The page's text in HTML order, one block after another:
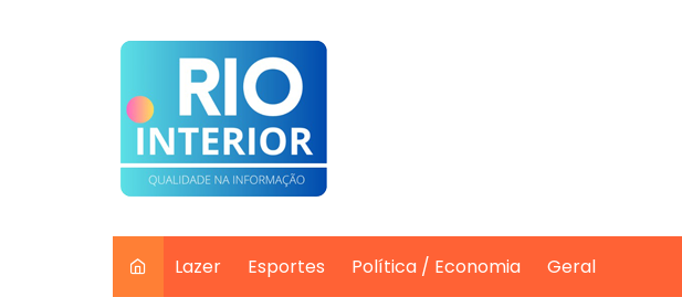
Lazer Esportes Política / Economia Geral